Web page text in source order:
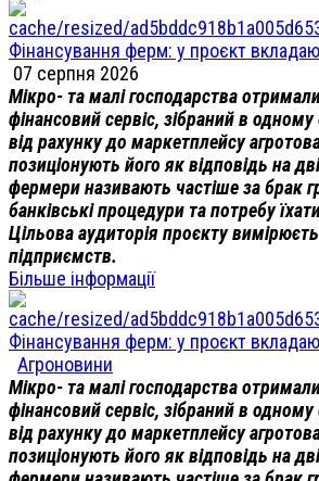
Фінансування ферм: у проєкт
07 серпня 2026
Мікро- та малі господарства
фінансовий сервіс, зібраний в
від рахунку до маркетплейсу
позиціонують його як відповідь на
фермери називають частіше за брак
банківські процедури та потребу
Цільова аудиторія проєкту
підприємств.
Більше інформації
Фінансування ферм: у проєкт
Агроновини
Мікро- та малі господарства
фінансовий сервіс, зібраний в
від рахунку до маркетплейсу
позиціонують його як відповідь на